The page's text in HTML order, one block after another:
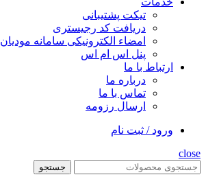
تیکت پشتیبانی
دریافت کد رجیستری
امضاء الکترونیکی سامانه مودیان
پنل اس ام اس
ارتباط با ما
درباره ما
تماس با ما
ارسال رزومه
ورود / ثبت نام
close
جستجو